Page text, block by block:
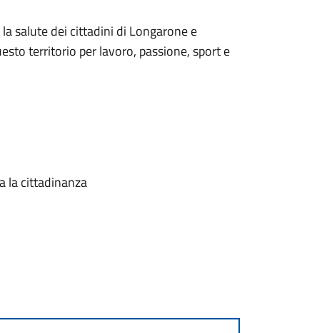
salute dei cittadini di Longarone e
territorio per lavoro, passione, sport e
la cittadinanza